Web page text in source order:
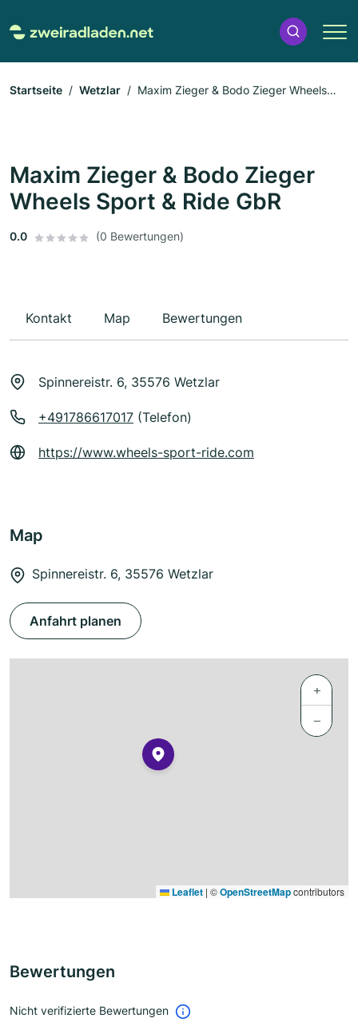
Startseite Wetzlar
Maxim Zieger & Bodo Zieger Wheels
Maxim Zieger & Bodo Zieger
Wheels Sport & Ride GbR
0.0 (0 Bewertungen)
Kontakt Map Bewertungen
Spinnereistr. 6, 35576 Wetzlar
+491786617017 (Telefon)
https://www.wheels-sport-ride.com
Map
Spinnereistr. 6, 35576 Wetzlar
Anfahrt planen
+
−
Leaflet | ©OpenStreetMapcontributors
Bewertungen
Nicht verifizierte Bewertungen